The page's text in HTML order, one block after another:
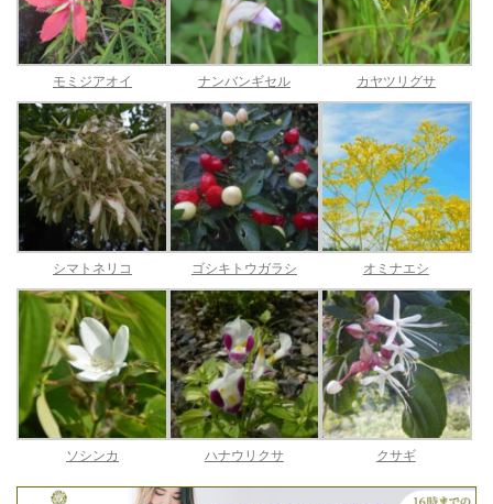
モミジアオイ ナンバンギセル カヤツリグサ
シマトネリコ ゴシキトウガラシ オミナエシ
ソシンカ ハナウリクサ クサギ